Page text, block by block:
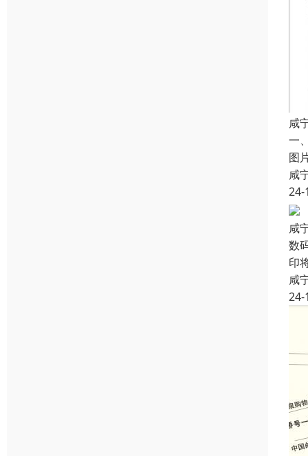
咸
一
图
咸
24-
咸
数
印
咸
24-